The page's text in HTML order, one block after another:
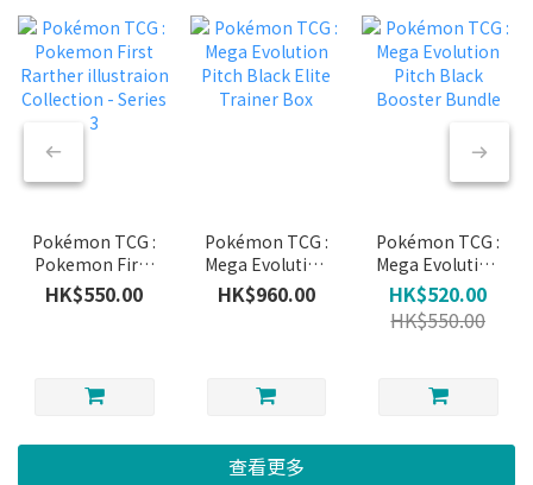
Pokémon TCG :
Pokemon First
Rarther
illustraion
HK$550.00
Pokémon TCG :
Mega Evolution
Pitch Black
Elite Trainer
HK$960.00
Pokémon TCG :
Mega Evolution
Pitch Black
Booster Bundle
HK$520.00
HK$550.00
查看更多